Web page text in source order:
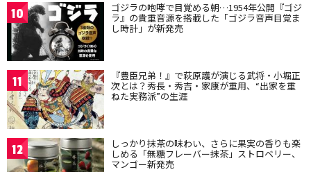
10 ゴジラの咆哮で目覚める朝…1954年公開『ゴジ
ラ』の貴重音源を搭載した「ゴジラ音声目覚ま
し時計」が新発売
11 『豊臣兄弟！』で萩原護が演じる武将・小堀正
次とは？秀長・秀吉・家康が重用、“出家を重
ねた実務派”の生涯
12 しっかり抹茶の味わい、さらに果実の香りも楽
しめる「無糖フレーバー抹茶」ストロベリー、
マンゴー新発売